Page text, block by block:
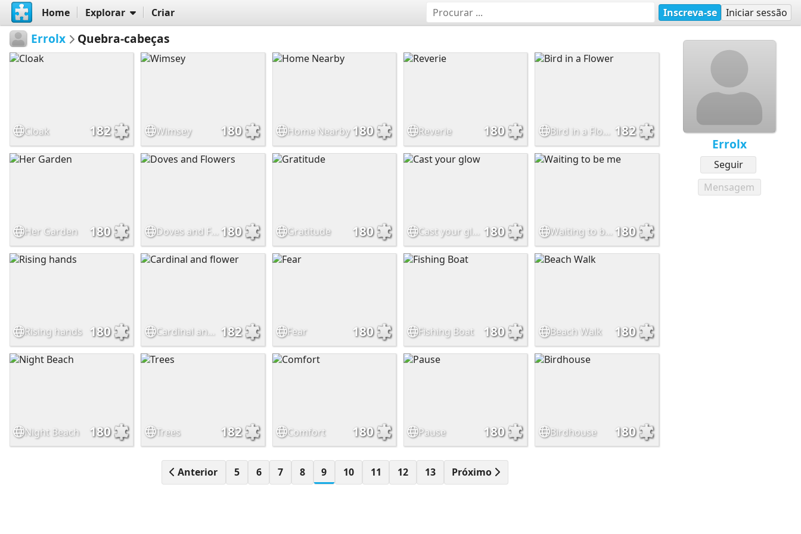
Home Explorar Criar Inscreva-se Iniciar sessão
Errolx
Seguir
Mensagem
Errolx Quebra-cabeças
Cloak 182 Wimsey 180 Home Nearby 180 Reverie 180 Bird in a Flower 182
Her Garden 180 Doves and Flowers 180 Gratitude 180 Cast your glow 180 Waiting to be me 180
Rising hands 180 Cardinal and flower 182 Fear 180 Fishing Boat 180 Beach Walk 180
Night Beach 180 Trees 182 Comfort 180 Pause 180 Birdhouse 180
Anterior 5 6 7 8 9 10 11 12 13 Próximo